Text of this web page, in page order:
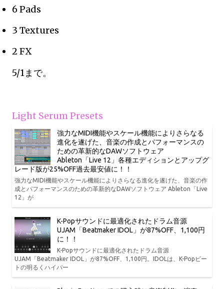
6 Pads
3 Textures
2 FX
5/1まで。
Light Serum Presets
強力なMIDI機能やスケール機能によりさらなる
進化を遂げた、音楽の作成とパフォーマンスの
ための革新的なDAWソフトウェア
Ableton「Live 12」各種エディションとアップグ
レード版が25%OFF過去最安値に！！
強力なMIDI機能やスケール機能によりさらなる進化を遂げた、音楽の作
成とパフォーマンスのための革新的なDAWソフトウェア Ableton「Live
12」が
K-Popサウンドに最適化されたドラム音源
UJAM「Beatmaker IDOL」が87%OFF、1,100円
に！！
K-Popサウンドに最適化されたドラム音源
UJAM「Beatmaker IDOL」が87%OFF、1,100円。IDOLは、K-Popビー
トの明るくハイパー